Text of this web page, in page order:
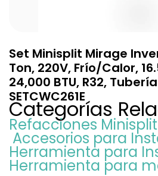
Set Minisplit Mirage
Ton, 220V, Frío/Calor,
24,000 BTU, R32,
SETCWC261E
Categorías
Refacciones Minisplit
Accesorios para
Herramienta para
Herramienta para